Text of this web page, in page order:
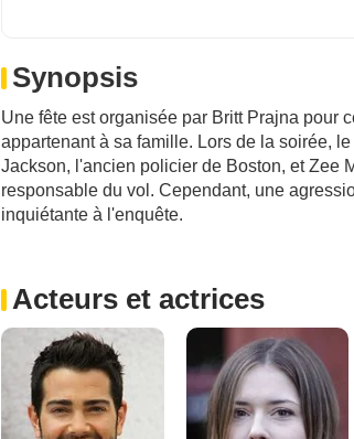
Synopsis
Une fête est organisée par Britt Prajna pour
appartenant à sa famille. Lors de la soirée,
Jackson, l'ancien policier de Boston, et Zee
responsable du vol. Cependant, une
inquiétante à l'enquête.
Acteurs et actrices